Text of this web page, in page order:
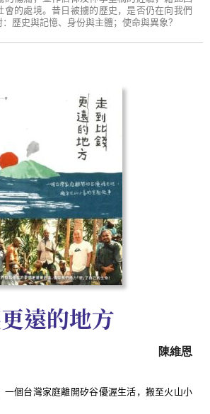
會的處境。昔日被擄的歷史，是否仍在向我們
歷史與記憶、身份與主體；使命與異象？
遠的地方
陳維恩
一個台灣家庭離開矽谷優渥生活，搬至火山小